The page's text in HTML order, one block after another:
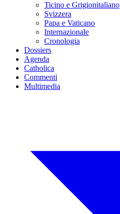
Ticino e Grigionitaliano
Svizzera
Papa e Vaticano
Internazionale
Cronologia
Dossiers
Agenda
Catholica
Commenti
Multimedia